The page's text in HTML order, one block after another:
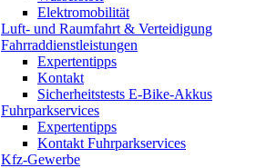
Elektromobilität
Luft- und Raumfahrt & Verteidigung
Fahrraddienstleistungen
Expertentipps
Kontakt
Sicherheitstests E-Bike-Akkus
Fuhrparkservices
Expertentipps
Kontakt Fuhrparkservices
Kfz-Gewerbe